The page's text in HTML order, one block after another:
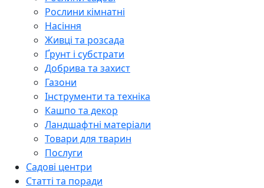
Рослини кімнатні
Насіння
Живці та розсада
Ґрунт і субстрати
Добрива та захист
Газони
Інструменти та техніка
Кашпо та декор
Ландшафтні матеріали
Товари для тварин
Послуги
Садові центри
Статті та поради